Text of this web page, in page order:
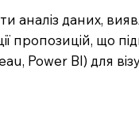
аналіз даних,
пропозицій, що
BI) для